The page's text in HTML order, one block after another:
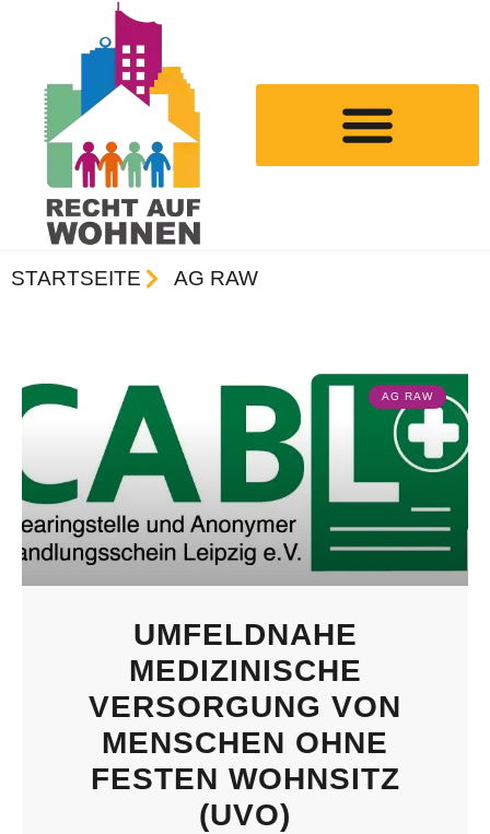
STARTSEITE AG RAW
AG RAW
UMFELDNAHE
MEDIZINISCHE
VERSORGUNG VON
MENSCHEN OHNE
FESTEN WOHNSITZ
(UVO)